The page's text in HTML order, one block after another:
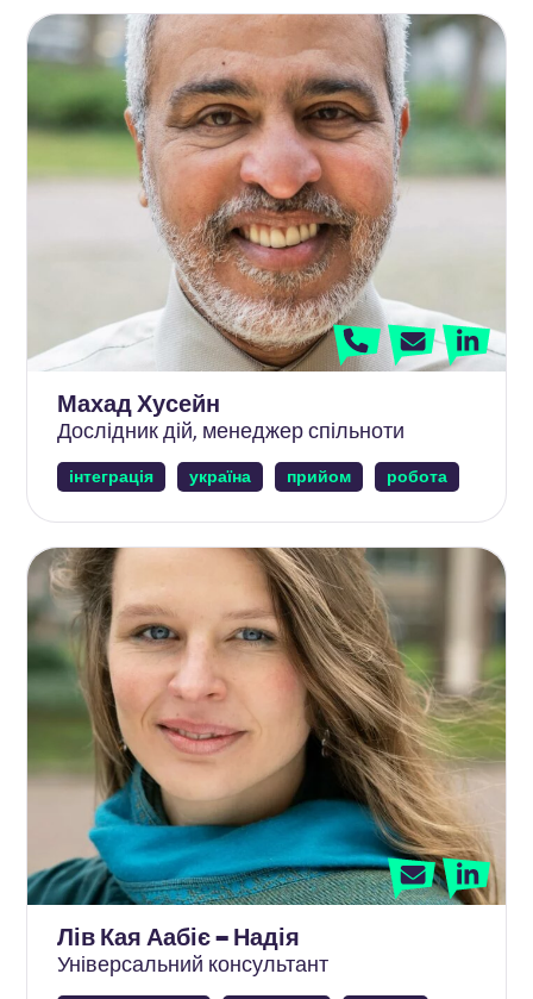
Махад Хусейн
Дослідник дій, менеджер спільноти
інтеграція україна прийом робота
Лів Кая Аабіє – Надія
Універсальний консультант